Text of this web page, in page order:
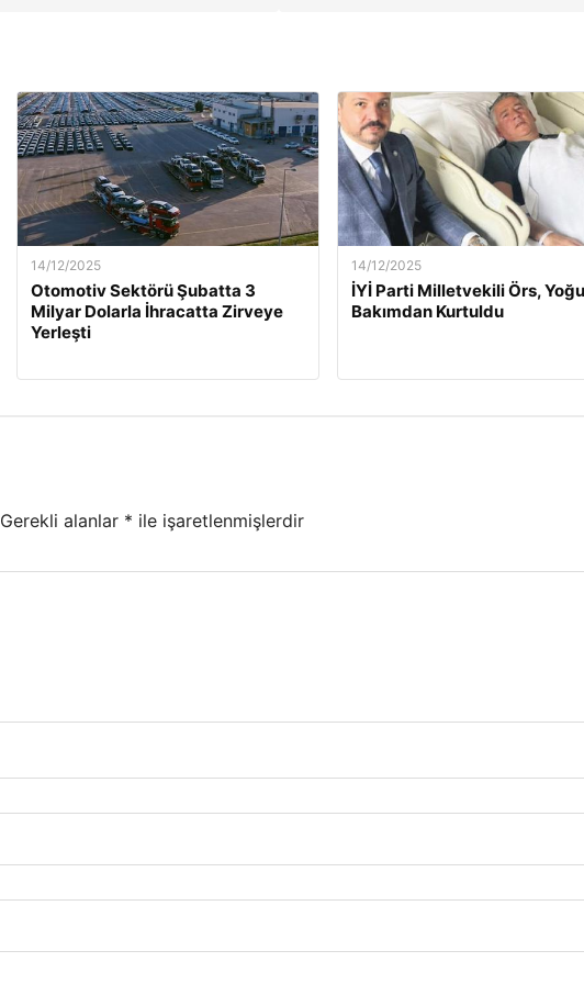
14/12/2025
Otomotiv Sektörü Şubatta 3
Milyar Dolarla İhracatta Zirveye
Yerleşti
14/12/2025
İYİ Parti Milletvekili Örs,
Bakımdan Kurtuldu
Gerekli alanlar * ile işaretlenmişlerdir